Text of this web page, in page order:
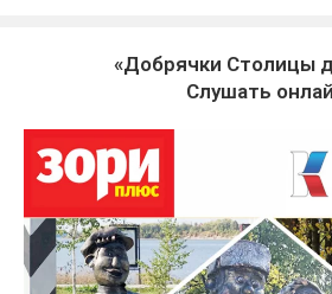
«Добрячки Столицы
Слушать